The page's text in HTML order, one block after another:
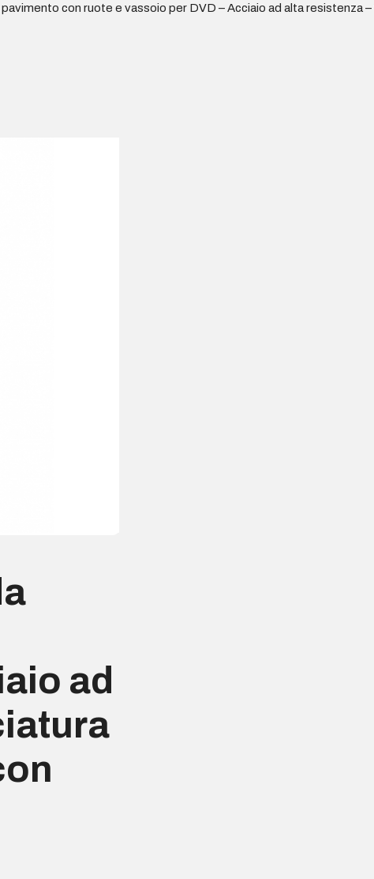
con ruote e vassoio per DVD – Acciaio ad alta resistenza
ad